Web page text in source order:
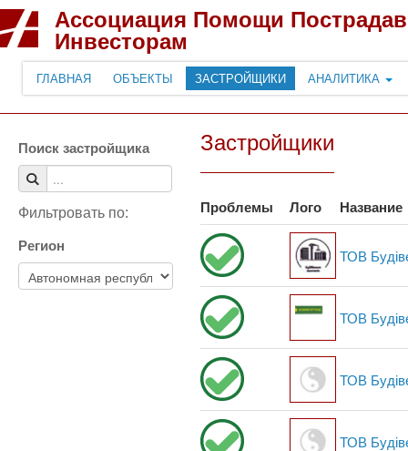
Ассоциация Помощи
Инвесторам
ГЛАВНАЯ ОБЪЕКТЫ ЗАСТРОЙЩИКИ АНАЛИТИКА
Поиск застройщика
Фильтровать по:
Регион
Застройщики
Проблемы Лого Название
ТОВ
ТОВ
ТОВ
ТОВ